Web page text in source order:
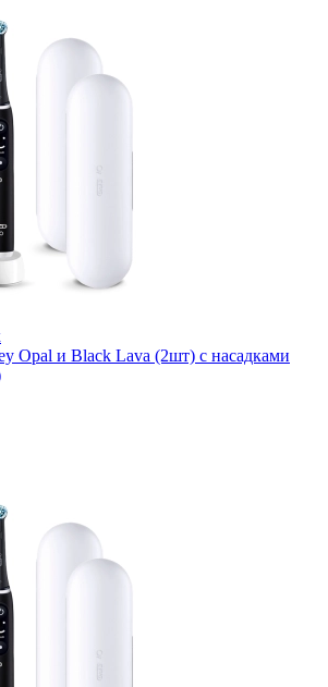
Opal и Black Lava (2шт) с насадками